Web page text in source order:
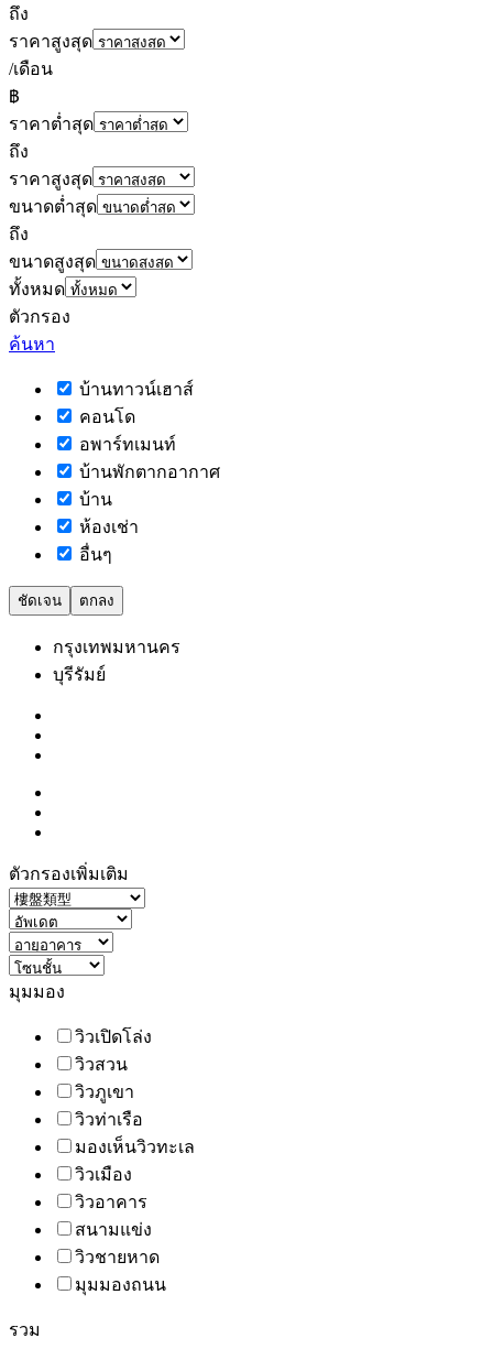
ถึง
ราคาสูงสุด
/เดือน
฿
ราคาต่ำสุด
ถึง
ราคาสูงสุด
ขนาดต่ำสุด
ถึง
ขนาดสูงสุด
ทั้งหมด
ตัวกรอง
ค้นหา
บ้านทาวน์เฮาส์
คอนโด
อพาร์ทเมนท์
บ้านพักตากอากาศ
บ้าน
ห้องเช่า
อื่นๆ
ชัดเจน ตกลง
กรุงเทพมหานคร
บุรีรัมย์
ตัวกรองเพิ่มเติม
มุมมอง
วิวเปิดโล่ง
วิวสวน
วิวภูเขา
วิวท่าเรือ
มองเห็นวิวทะเล
วิวเมือง
วิวอาคาร
สนามแข่ง
วิวชายหาด
มุมมองถนน
รวม